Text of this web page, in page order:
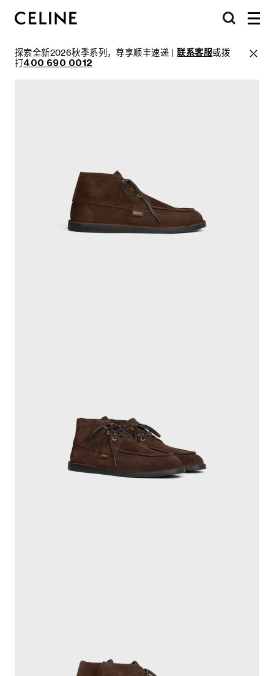
探索全新2026秋季系列，尊享顺丰速递 |联系客服或拨
打400 690 0012